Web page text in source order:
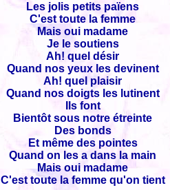
Les jolis petits païens
C'est toute la femme
Mais oui madame
Je le soutiens
Ah! quel désir
Quand nos yeux les devinent
Ah! quel plaisir
Quand nos doigts les lutinent
Ils font
Bientôt sous notre étreinte
Des bonds
Et même des pointes
Quand on les a dans la main
Mais oui madame
C'est toute la femme qu'on tient